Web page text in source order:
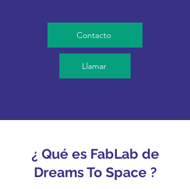
Contacto
Llamar
¿ Qué es FabLab de
Dreams To Space ?